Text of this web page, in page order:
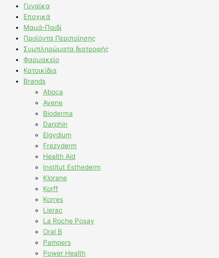
Γυναίκα
Εποχικά
Μαμά-Παιδί
Προϊόντα Περιποίησης
Συμπληρώματα διατροφής
Φαρμακείο
Κατοικίδια
Brands
Aboca
Avene
Bioderma
Darphin
Elgydium
Frezyderm
Health Aid
Institut Esthederm
Klorane
Korff
Korres
Lierac
La Roche Posay
Oral B
Pampers
Power Health